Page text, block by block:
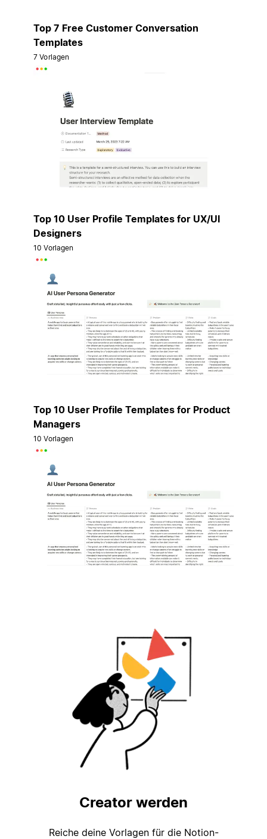
Top 7 Free Customer Conversation
Templates
7 Vorlagen
Top 10 User Profile Templates for UX/UI
Designers
10 Vorlagen
Top 10 User Profile Templates for Product
Managers
10 Vorlagen
Creator werden
Reiche deine Vorlagen für die Notion-